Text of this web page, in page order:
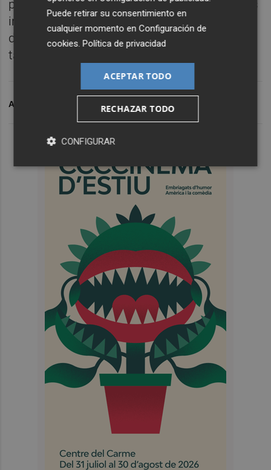
pruebas selectivas. Por lo que respecta a los
ingresos, la estimación es de un incremento
de 184.500 euros, correspondientes a las
tasas por participación en las pruebas.
ARCHIVADO EN
Puede retirar su consentimiento en
cualquier momento enConfiguración de
cookies .Política de privacidad
ACEPTAR TODO
RECHAZAR TODO
CONFIGURAR